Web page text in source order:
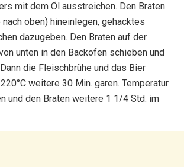
mit dem Öl ausstreichen. Den Braten
oben) hineinlegen, gehacktes
dazugeben. Den Braten auf der
unten in den Backofen schieben und
die Fleischbrühe und das Bier
weitere 30 Min. garen. Temperatur
und den Braten weitere 1 1/4 Std. im